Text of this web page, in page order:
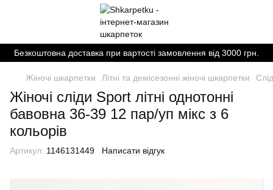
Безкоштовна доставка при вартості замовлення від 3000 грн.
Жіночі шкарпетки Літні та демісезонні жіночі шкарпетки
Жіночі сліди Sport літні однотонні
бавовна 36-39 12 пар/уп мікс з 6
кольорів
Артикул: 1146131449 Написати відгук